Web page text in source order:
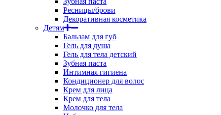
Ресницы/брови
Декоративная косметика
Детям
Бальзам для губ
Гель для душа
Гель для тела детский
Зубная паста
Интимная гигиена
Кондиционер для волос
Крем для лица
Крем для тела
Молочко для тела